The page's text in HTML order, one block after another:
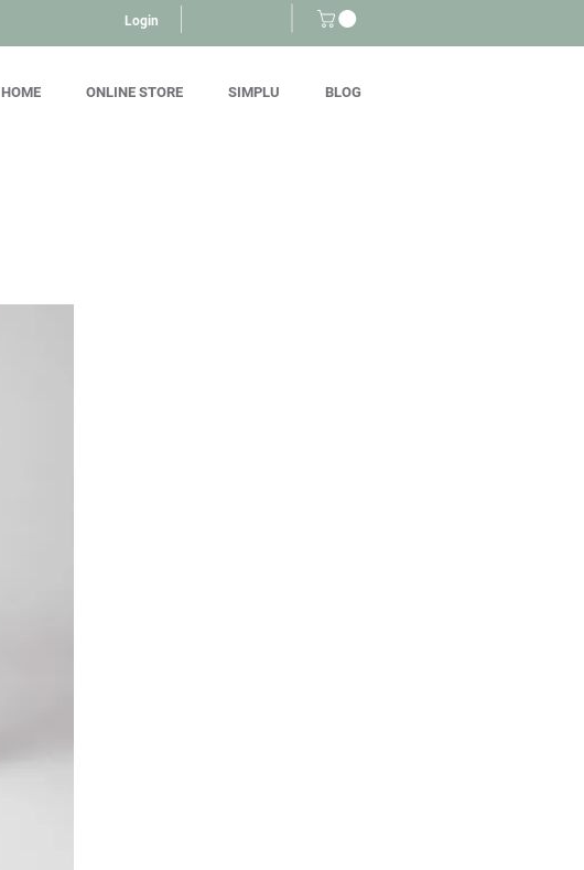
Login
HOME ONLINE STORE SIMPLU BLOG